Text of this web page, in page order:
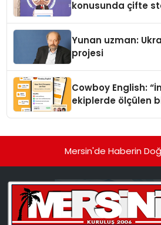
konusunda çifte
Yunan uzman:
projesi
Cowboy English:
ekiplerde ölçülen
Mersin'de Haberin